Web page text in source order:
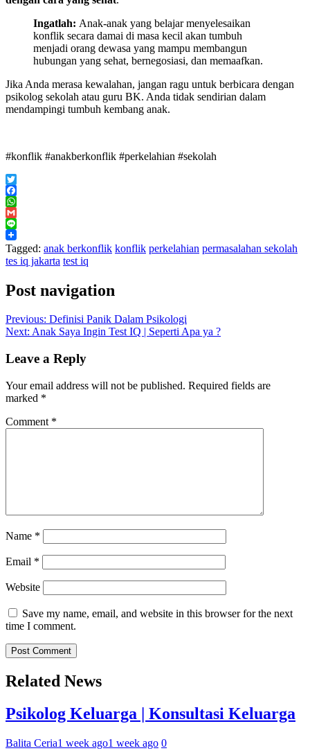
Ingatlah: Anak-anak yang belajar menyelesaikan
konflik secara damai di masa kecil akan tumbuh
menjadi orang dewasa yang mampu membangun
hubungan yang sehat, bernegosiasi, dan memaafkan.
Jika Anda merasa kewalahan, jangan ragu untuk berbicara dengan
psikolog sekolah atau guru BK. Anda tidak sendirian dalam
mendampingi tumbuh kembang anak.
#konflik #anakberkonflik #perkelahian #sekolah
Twitter
Facebook
WhatsApp
Gmail
Line
Tagged: anak berkonflik konflik perkelahian permasalahan sekolah
tes iq jakarta test iq
Post navigation
Previous: Definisi Panik Dalam Psikologi
Next: Anak Saya Ingin Test IQ | Seperti Apa ya ?
Leave a Reply
Your email address will not be published. Required fields are
marked *
Comment *
Name *
Email *
Website
Save my name, email, and website in this browser for the next
time I comment.
Related News
Psikolog Keluarga | Konsultasi Keluarga
Balita Ceria1 week ago1 week ago 0